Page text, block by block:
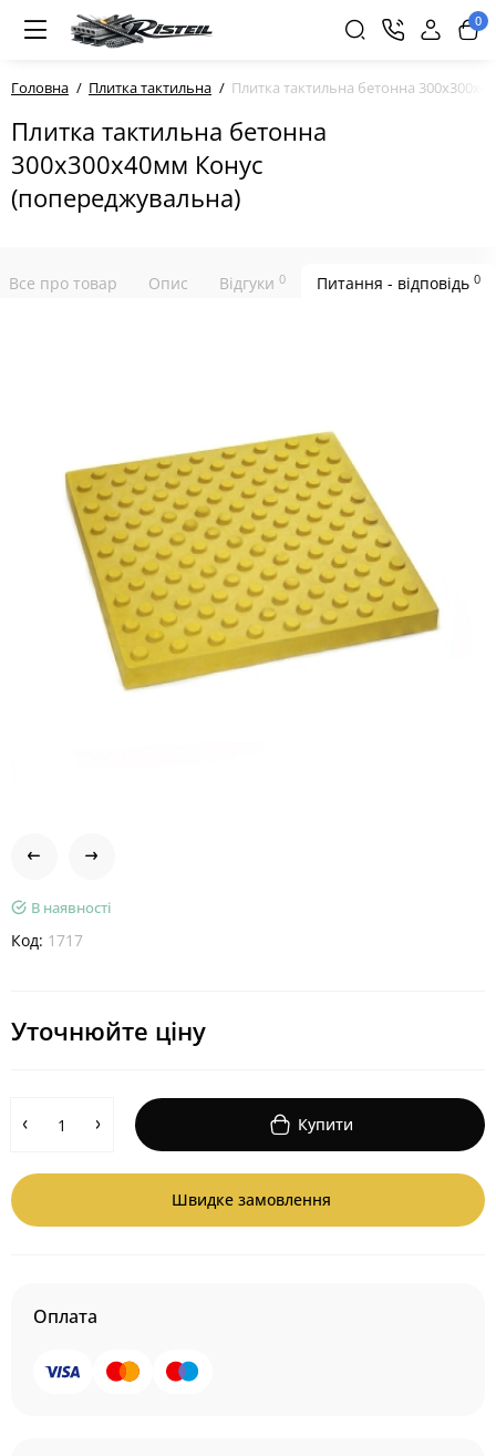
0
Головна Плитка тактильна Плитка тактильна бетонна
Плитка тактильна бетонна
300х300х40мм Конус
(попереджувальна)
Все про товар Опис Відгуки 0 Питання - відповідь 0
В наявності
Код: 1717
Уточнюйте ціну
Купити
Швидке замовлення
Оплата